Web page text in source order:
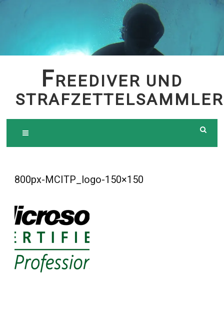
FREEDIVER UND
STRAFZETTELSAMMLER
800px-MCITP_logo-150×150